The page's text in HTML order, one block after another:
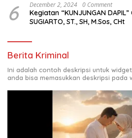
6 December 2, 2024 0 Comment
Kegiatan “KUNJUNGAN
SUGIARTO, ST., SH, M.Sos, CHt
Berita Kriminal
Ini adalah contoh deskripsi untuk
anda bisa memasukkan deskripsi pada